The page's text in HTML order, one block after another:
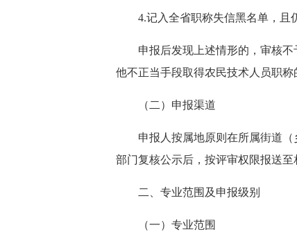
4.记入全省职称失信黑名单，且
申报后发现上述情形的，审核
他不正当手段取得农民技术人员职
（二）申报渠道
申报人按属地原则在所属街道
部门复核公示后，按评审权限报送至
二、专业范围及申报级别
（一）专业范围